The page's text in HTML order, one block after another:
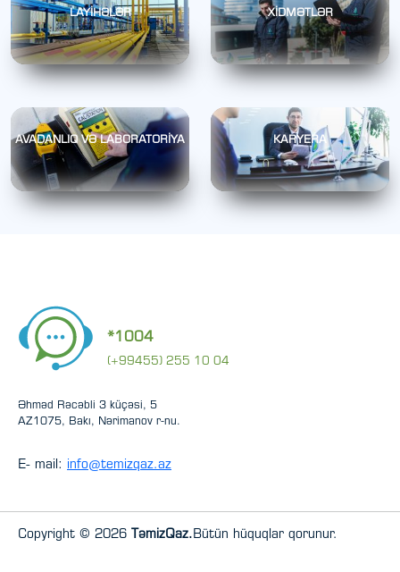
LAYİHƏLƏR XİDMƏTLƏR
AVADANLIQ VƏ LABORATORİYA KARYERA
*1004
(+99455) 255 10 04
Əhməd Rəcəbli 3 küçəsi, 5
AZ1075, Bakı, Nərimanov r-nu.
E- mail: info@temizqaz.az
Copyright © 2026 TəmizQaz.Bütün hüquqlar qorunur.